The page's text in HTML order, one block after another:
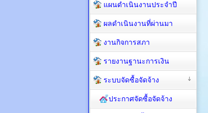
แผนดำเนินงานประจำปี
ผลดำเนินงานที่ผ่านมา
งานกิจการสภา
รายงานฐานะการเงิน
ระบบจัดซื้อจัดจ้าง
ประกาศจัดซื้อจัดจ้าง